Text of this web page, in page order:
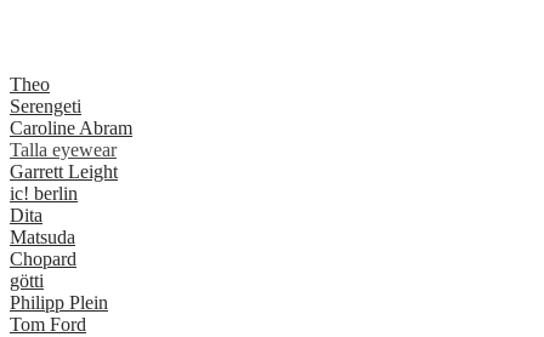
Theo
Serengeti
Caroline Abram
Talla eyewear
Garrett Leight
ic! berlin
Dita
Matsuda
Chopard
götti
Philipp Plein
Tom Ford